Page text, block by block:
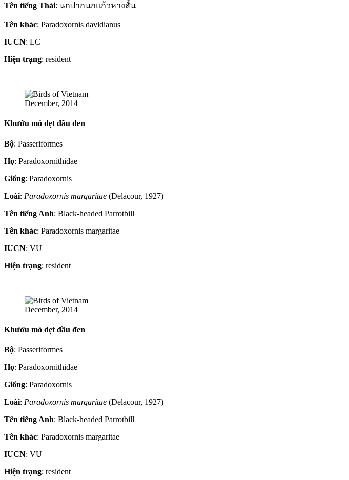
Tên tiếng Thái: นกปากนกแก้วหางสั้น
Tên khác: Paradoxornis davidianus
IUCN: LC
Hiện trạng: resident
December, 2014
Khướu mỏ dẹt đầu đen
Bộ: Passeriformes
Họ: Paradoxornithidae
Giống: Paradoxornis
Loài: Paradoxornis margaritae (Delacour, 1927)
Tên tiếng Anh: Black-headed Parrotbill
Tên khác: Paradoxornis margaritae
IUCN: VU
Hiện trạng: resident
December, 2014
Khướu mỏ dẹt đầu đen
Bộ: Passeriformes
Họ: Paradoxornithidae
Giống: Paradoxornis
Loài: Paradoxornis margaritae (Delacour, 1927)
Tên tiếng Anh: Black-headed Parrotbill
Tên khác: Paradoxornis margaritae
IUCN: VU
Hiện trạng: resident